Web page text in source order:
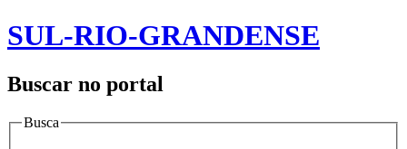
SUL-RIO-GRANDENSE
Buscar no portal
Busca